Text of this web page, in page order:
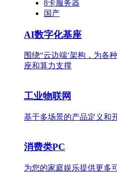
8卡服务器
国产
AI数字化基座
围绕“云边端‘架构，为各
座和算力支撑
工业物联网
基于多场景的产品定义和
消费类PC
为您的家庭娱乐提供更多